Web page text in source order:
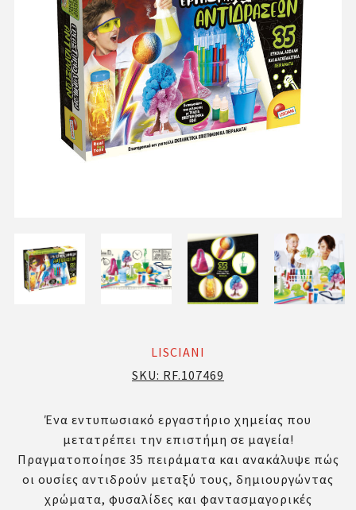
LISCIANI
SKU: RF.107469
Ένα εντυπωσιακό εργαστήριο χημείας που
μετατρέπει την επιστήμη σε μαγεία!
Πραγματοποίησε 35 πειράματα και ανακάλυψε πώς
οι ουσίες αντιδρούν μεταξύ τους, δημιουργώντας
χρώματα, φυσαλίδες και φαντασμαγορικές